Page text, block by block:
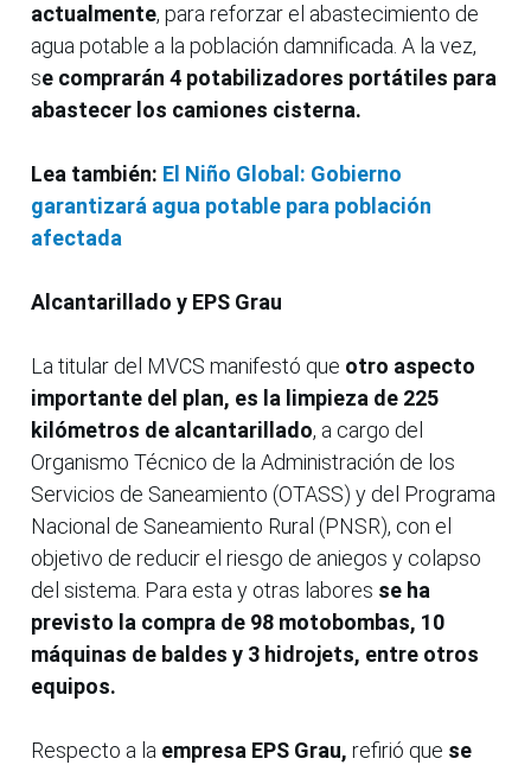
actualmente, para reforzar el abastecimiento de
agua potable a la población damnificada. A la vez,
se comprarán 4 potabilizadores portátiles para
abastecer los camiones cisterna.
Lea también: El Niño Global: Gobierno
garantizará agua potable para población
afectada
Alcantarillado y EPS Grau
La titular del MVCS manifestó que otro aspecto
importante del plan, es la limpieza de 225
kilómetros de alcantarillado, a cargo del
Organismo Técnico de la Administración de los
Servicios de Saneamiento (OTASS) y del Programa
Nacional de Saneamiento Rural (PNSR), con el
objetivo de reducir el riesgo de aniegos y colapso
del sistema. Para esta y otras labores se ha
previsto la compra de 98 motobombas, 10
máquinas de baldes y 3 hidrojets, entre otros
equipos.
Respecto a la empresa EPS Grau, refirió que se